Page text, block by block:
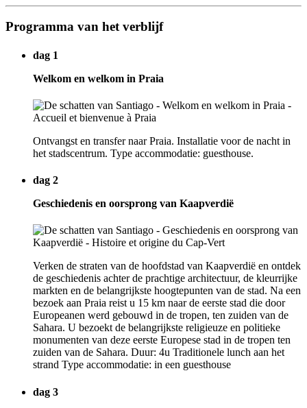
Programma van het verblijf
dag 1
Welkom en welkom in Praia
Ontvangst en transfer naar Praia. Installatie voor de nacht in
het stadscentrum. Type accommodatie: guesthouse.
dag 2
Geschiedenis en oorsprong van Kaapverdië
Verken de straten van de hoofdstad van Kaapverdië en ontdek
de geschiedenis achter de prachtige architectuur, de kleurrijke
markten en de belangrijkste hoogtepunten van de stad. Na een
bezoek aan Praia reist u 15 km naar de eerste stad die door
Europeanen werd gebouwd in de tropen, ten zuiden van de
Sahara. U bezoekt de belangrijkste religieuze en politieke
monumenten van deze eerste Europese stad in de tropen ten
zuiden van de Sahara. Duur: 4u Traditionele lunch aan het
strand Type accommodatie: in een guesthouse
dag 3